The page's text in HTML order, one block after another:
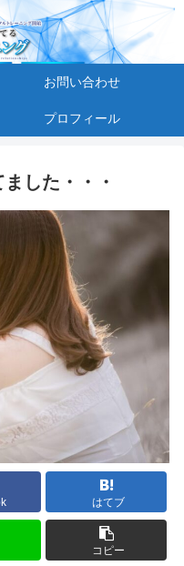
お問い合わせ
プロフィール
した・・・
はてブ
コピー